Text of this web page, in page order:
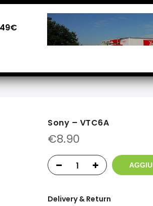
PADOVA: Via Guizza Conselvana, 38a
automatico cannabis H24
Sony – VTC6A
€8.90
Delivery & Return
49€